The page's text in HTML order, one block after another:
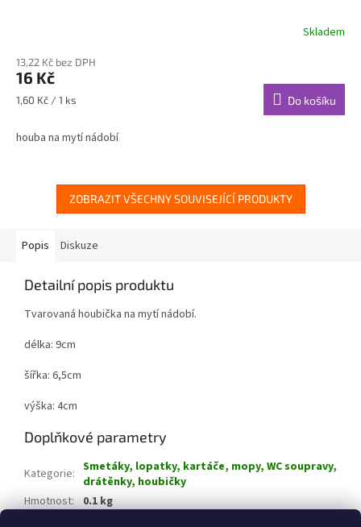
Skladem
13,22 Kč bez DPH
16 Kč
Měrná
1,60 Kč / 1 ks Do košíku
houba na mytí nádobí
ZOBRAZIT VŠECHNY SOUVISEJÍCÍ PRODUKTY
Popis Diskuze
Detailní popis produktu
Tvarovaná houbička na mytí nádobí.
délka: 9cm
šířka: 6,5cm
výška: 4cm
Doplňkové parametry
Kategorie: Smetáky, lopatky, kartáče, mopy, WC soupravy,
drátěnky, houbičky
Hmotnost: 0.1 kg